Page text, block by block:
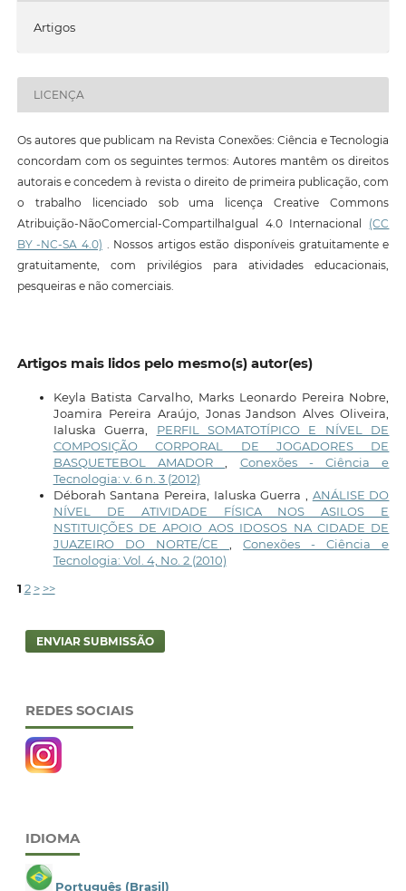
Artigos
LICENÇA
Os autores que publicam na Revista Conexões: Ciência e Tecnologia
concordam com os seguintes termos: Autores mantêm os direitos
autorais e concedem à revista o direito de primeira publicação, com
o trabalho licenciado sob uma licença Creative Commons
Atribuição-NãoComercial-CompartilhaIgual 4.0 Internacional (CC
BY -NC-SA 4.0) . Nossos artigos estão disponíveis gratuitamente e
gratuitamente, com privilégios para atividades educacionais,
pesqueiras e não comerciais.
Artigos mais lidos pelo mesmo(s) autor(es)
Keyla Batista Carvalho, Marks Leonardo Pereira Nobre,
Joamira Pereira Araújo, Jonas Jandson Alves Oliveira,
Ialuska Guerra, PERFIL SOMATOTÍPICO E NÍVEL DE
COMPOSIÇÃO CORPORAL DE JOGADORES DE
BASQUETEBOL AMADOR
Conexões - Ciência e
Tecnologia: v. 6 n. 3 (2012)
Déborah Santana Pereira, Ialuska Guerra , ANÁLISE DO
NÍVEL DE ATIVIDADE FÍSICA NOS ASILOS E
NSTITUIÇÕES DE APOIO AOS IDOSOS NA CIDADE DE
JUAZEIRO DO NORTE/CE
,Conexões - Ciência e
Tecnologia: Vol. 4, No. 2 (2010)
1 2 > >>
ENVIAR SUBMISSÃO
REDES SOCIAIS
IDIOMA
Português (Brasil)